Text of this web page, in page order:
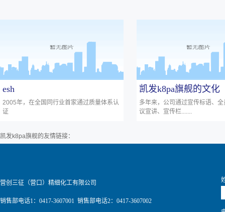
esh
2005年，在全国同行业首家通过质量体系认
证
凯发k8pa旗舰的文化
多年来，公司通过宣传标语、
议宣讲、宣传栏.......
凯发k8pa旗舰的友情链接：
营创三征（营口）精细化工有限公司
销售部电话1：0417-3607001 销售部电话2：0417-3607002